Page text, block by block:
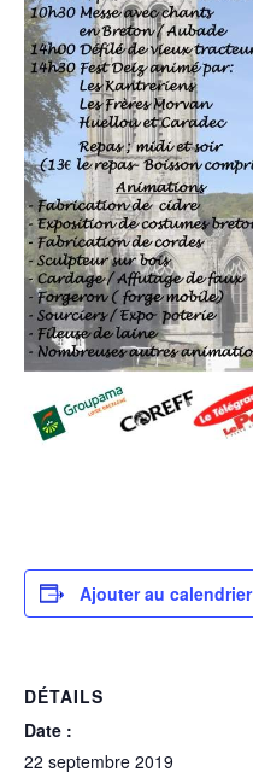
Ajouter au calendrier
DÉTAILS
Date :
22 septembre 2019